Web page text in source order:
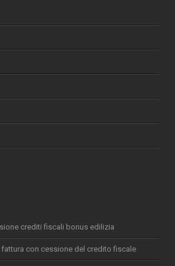
crediti fiscali bonus edilizia
con cessione del credito fiscale